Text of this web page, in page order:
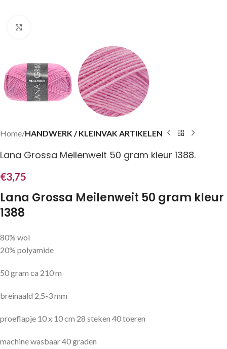
Home HANDWERK / KLEINVAK ARTIKELEN
Lana Grossa Meilenweit 50 gram kleur 1388.
€3,75
Lana Grossa Meilenweit 50 gram kleur
1388
80% wol
20% polyamide
50 gram ca 210 m
breinaald 2,5-3 mm
proeflapje 10 x 10 cm 28 steken 40 toeren
machine wasbaar 40 graden